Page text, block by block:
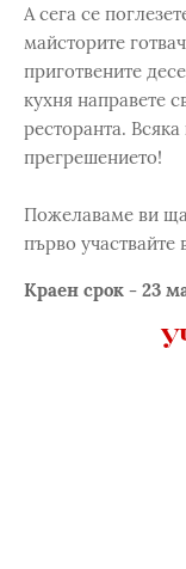
А сега се
майсторите
приготвените
кухня направете
ресторанта.
прегрешението!
Пожелаваме ви
първо участвайте
Краен срок - 23